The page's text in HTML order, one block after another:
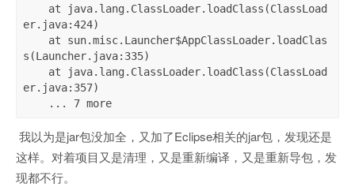
er.java:424)
s(Launcher.java:335)
er.java:357)
    ... 7 more
我以为是jar包没加全，又加了Eclipse相关的jar包，发现还是
这样。对着项目又是清理，又是重新编译，又是重新导包，发
现都不行。